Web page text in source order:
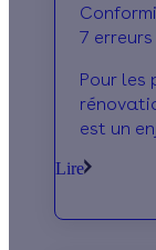
7
Pour les
est un
Lire